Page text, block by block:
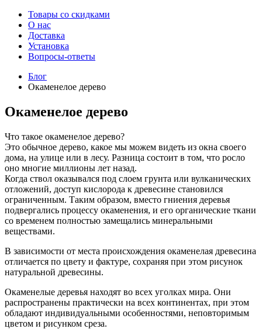
Товары со скидками
О нас
Доставка
Установка
Вопросы-ответы
Блог
Окаменелое дерево
Окаменелое дерево
Что такое окаменелое дерево?
Это обычное дерево, какое мы можем видеть из окна своего
дома, на улице или в лесу. Разница состоит в том, что росло
оно многие миллионы лет назад.
Когда ствол оказывался под слоем грунта или вулканических
отложений, доступ кислорода к древесине становился
ограниченным. Таким образом, вместо гниения деревья
подвергались процессу окаменения, и его органические ткани
со временем полностью замещались минеральными
веществами.
В зависимости от места происхождения окаменелая древесина
отличается по цвету и фактуре, сохраняя при этом рисунок
натуральной древесины.
Окаменелые деревья находят во всех уголках мира. Они
распространены практически на всех континентах, при этом
обладают индивидуальными особенностями, неповторимым
цветом и рисунком среза.